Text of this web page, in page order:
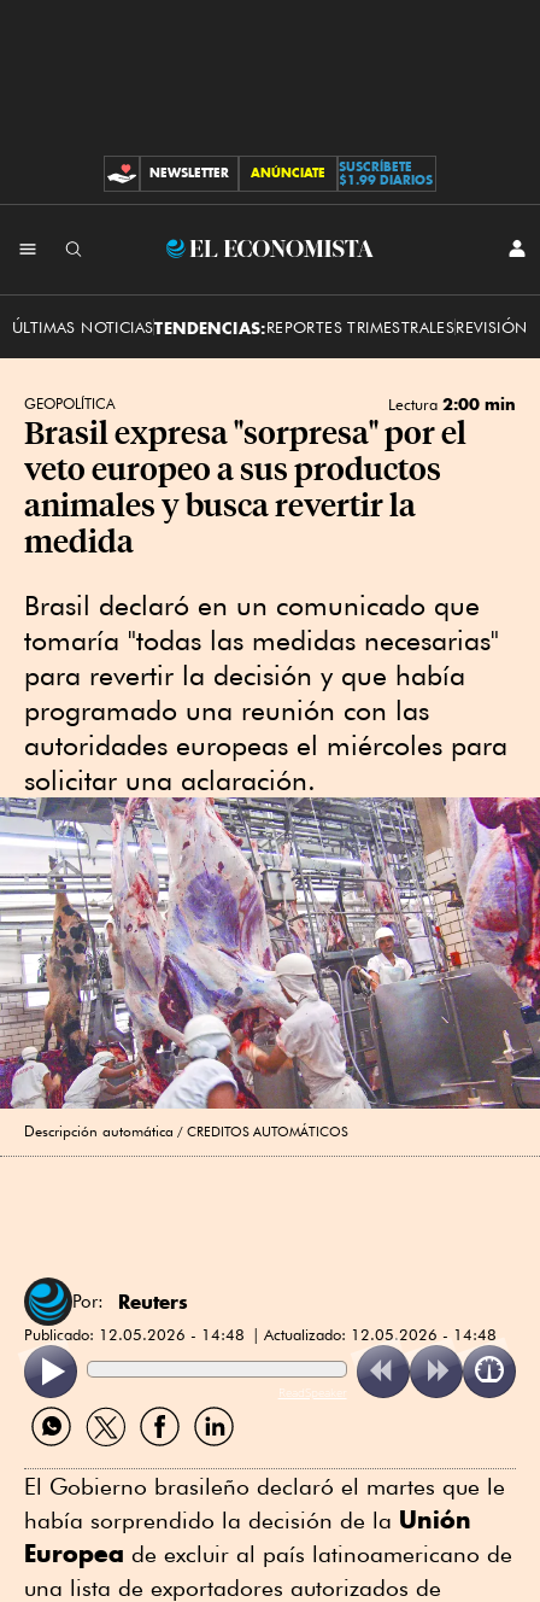
CONTRIBUCIONES
NEWSLETTER ANÚNCIATE
SUSCRÍBETE
$1.99 DIARIOS
El
ÚLTIMAS NOTICIASTENDENCIAS:REPORTES TRIMESTRALESREVISIÓN
GEOPOLÍTICA Lectura 2:00 min
Brasil expresa "sorpresa" por el
veto europeo a sus productos
animales y busca revertir la
medida
Brasil declaró en un ​comunicado que
tomaría "todas las medidas necesarias"
para revertir la decisión y que había
programado una reunión con las
autoridades europeas el miércoles para
‌solicitar una ​aclaración.
Descripción automática CREDITOS AUTOMÁTICOS
Por: Reuters
Publicado: 12.05.2026 - 14:48 Actualizado: 12.05.2026 - 14:48
ReadSpeaker
Compartir
por
Compartir
por
Compartir
por
Compartir
por
El Gobierno brasileño declaró ⁠el martes que le
había sorprendido la decisión de la Unión
Europea de excluir al país latinoamericano de
una lista ⁠de exportadores autorizados de